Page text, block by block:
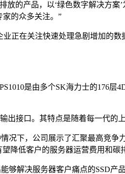
放的产品，以‘绿色数字解决方
的众多关注。”
正在关注快速处理急剧增加的
是由多个SK海力士的176
出接口。其特点是随着每一代的
下，公司展示了汇聚最高竞争
降低客户的服务器运营费用和碳
解决服务器客户痛点的SSD产